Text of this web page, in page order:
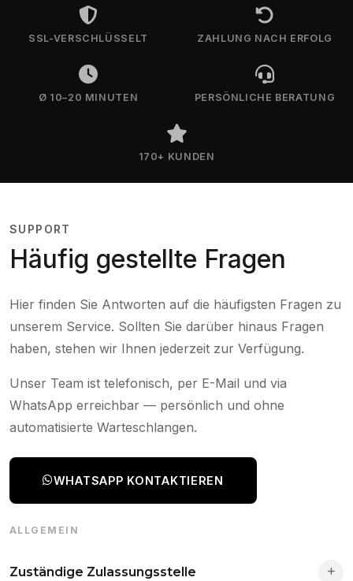
SSL-VERSCHLÜSSELT ZAHLUNG NACH ERFOLG
Ø 10–20 MINUTEN PERSÖNLICHE BERATUNG
170+ KUNDEN
SUPPORT
Häufig gestellte Fragen
Hier finden Sie Antworten auf die häufigsten Fragen zu
unserem Service. Sollten Sie darüber hinaus Fragen
haben, stehen wir Ihnen jederzeit zur Verfügung.
Unser Team ist telefonisch, per E-Mail und via
WhatsApp erreichbar — persönlich und ohne
automatisierte Warteschlangen.
WHATSAPP KONTAKTIEREN
ALLGEMEIN
Zuständige Zulassungsstelle